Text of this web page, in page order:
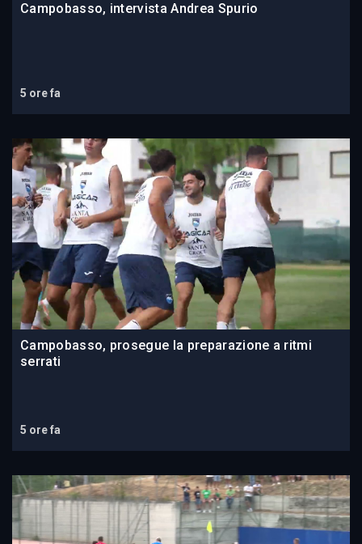
Campobasso, intervista Andrea Spurio
5 ore fa
Campobasso, prosegue la preparazione a ritmi
serrati
5 ore fa